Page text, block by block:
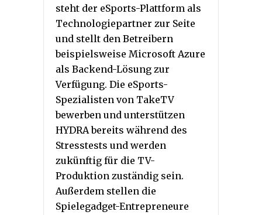
steht der eSports-Plattform als
Technologiepartner zur Seite
und stellt den Betreibern
beispielsweise Microsoft Azure
als Backend-Lösung zur
Verfügung. Die eSports-
Spezialisten von TakeTV
bewerben und unterstützen
HYDRA bereits während des
Stresstests und werden
zukünftig für die TV-
Produktion zuständig sein.
Außerdem stellen die
Spielegadget-Entrepreneure